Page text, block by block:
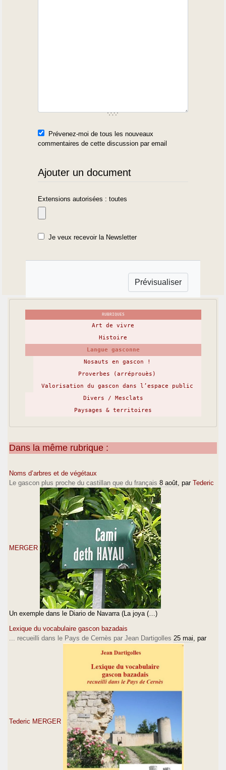
Prévenez-moi de tous les nouveaux
commentaires de cette discussion par email
Ajouter un document
Extensions autorisées : toutes
Je veux recevoir la Newsletter
RUBRIQUES
Art de vivre
Histoire
Langue gasconne
Nosauts en gascon !
Proverbes (arréprouès)
Valorisation du gascon dans l’espace public
Divers / Mesclats
Paysages & territoires
Dans la même rubrique :
Noms d’arbres et de végétaux
Le gascon plus proche du castillan que du français 8 août , par Tederic
MERGER
Un exemple dans le Diario de Navarra (La joya (…)
Lexique du vocabulaire gascon bazadais
... recueilli dans le Pays de Cernès par Jean Dartigolles 25 mai , par
Tederic MERGER